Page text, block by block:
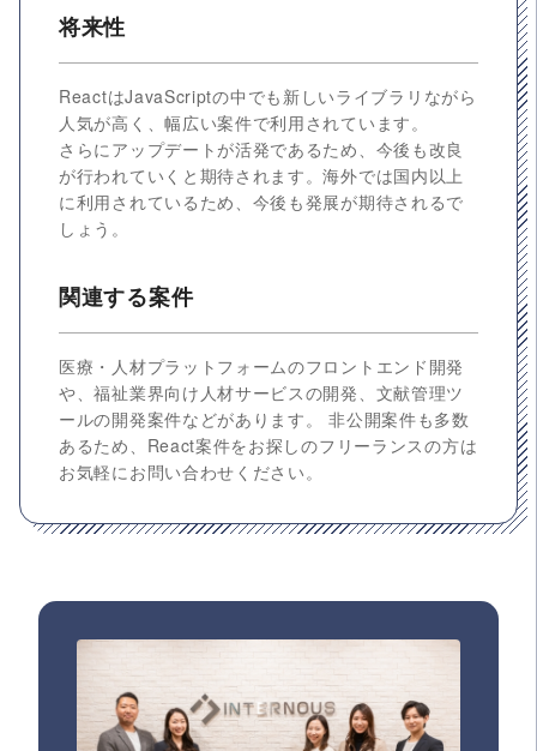
将来性
ReactはJavaScriptの中でも新しいライブラリながら
人気が高く、幅広い案件で利用されています。
さらにアップデートが活発であるため、今後も改良
が行われていくと期待されます。海外では国内以上
に利用されているため、今後も発展が期待されるで
しょう。
関連する案件
医療・人材プラットフォームのフロントエンド開発
や、福祉業界向け人材サービスの開発、文献管理ツ
ールの開発案件などがあります。 非公開案件も多数
あるため、React案件をお探しのフリーランスの方は
お気軽にお問い合わせください。